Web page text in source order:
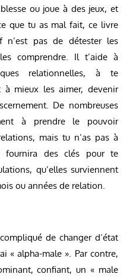
ou joue à des jeux, et
que tu as mal fait, ce livre
n’est pas de détester les
comprendre. Il t’aide à
relationnelles, à te
à mieux les aimer, devenir
De nombreuses
à prendre le pouvoir
mais tu n’as pas à
fournira des clés pour te
qu’elles surviennent
ou années de relation.
de changer d’état
« alpha-male ». Par contre,
confiant, un « male